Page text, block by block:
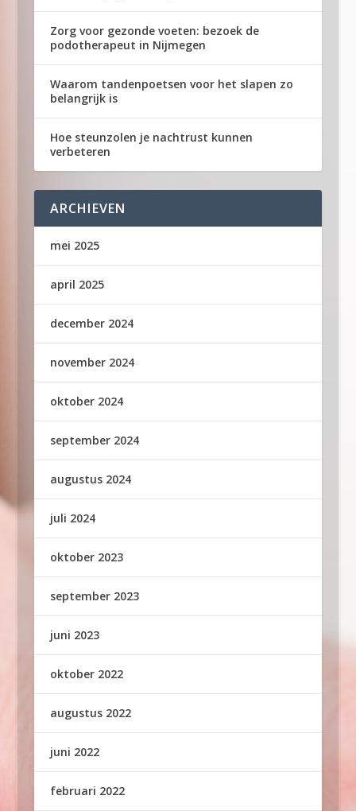
Zorg voor gezonde voeten: bezoek de
podotherapeut in Nijmegen
Waarom tandenpoetsen voor het slapen zo
belangrijk is
Hoe steunzolen je nachtrust kunnen
verbeteren
ARCHIEVEN
mei 2025
april 2025
december 2024
november 2024
oktober 2024
september 2024
augustus 2024
juli 2024
oktober 2023
september 2023
juni 2023
oktober 2022
augustus 2022
juni 2022
februari 2022